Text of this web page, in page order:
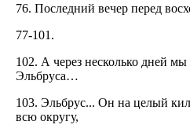
76. Последний вечер перед
77-101.
102. А через несколько дней
Эльбруса…
103. Эльбрус... Он на целый
всю округу,